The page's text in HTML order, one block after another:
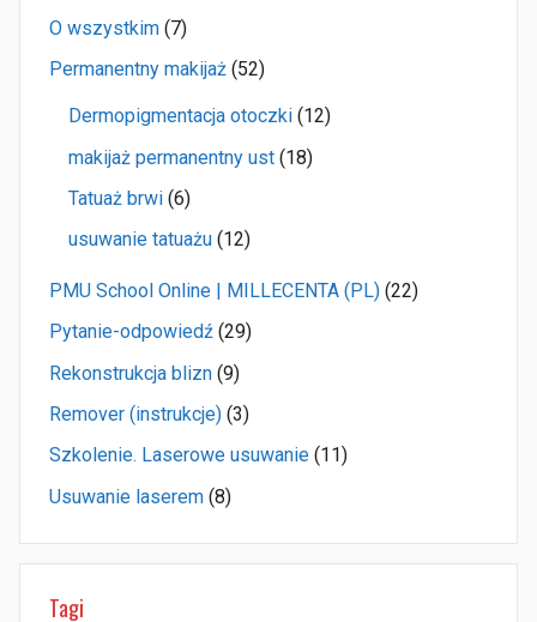
O wszystkim (7)
Permanentny makijaż (52)
Dermopigmentacja otoczki (12)
makijaż permanentny ust (18)
Tatuaż brwi (6)
usuwanie tatuażu (12)
PMU School Online | MILLECENTA (PL) (22)
Pytanie-odpowiedź (29)
Rekonstrukcja blizn (9)
Remover (instrukcje) (3)
Szkolenie. Laserowe usuwanie (11)
Usuwanie laserem (8)
Tagi